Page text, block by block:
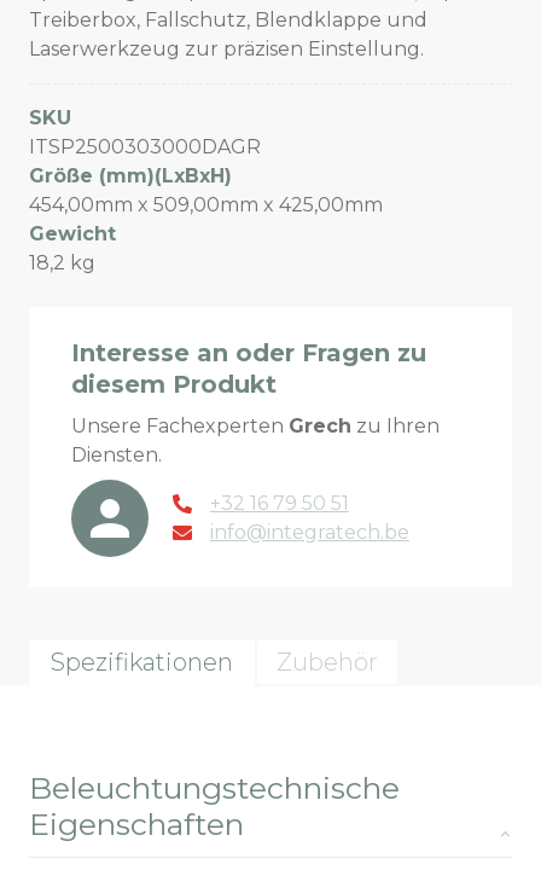
Treiberbox, Fallschutz, Blendklappe und
Laserwerkzeug zur präzisen Einstellung.
SKU
ITSP2500303000DAGR
Größe (mm)(LxBxH)
454,00mm x 509,00mm x 425,00mm
Gewicht
18,2 kg
Interesse an oder Fragen zu
diesem Produkt
Unsere Fachexperten Grech zu Ihren
Diensten.
+32 16 79 50 51
info@integratech.be
Spezifikationen Zubehör
Beleuchtungstechnische
Eigenschaften